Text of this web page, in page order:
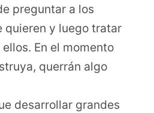
preguntar a los
quieren y luego tratar
En el momento
querrán algo
desarrollar grandes